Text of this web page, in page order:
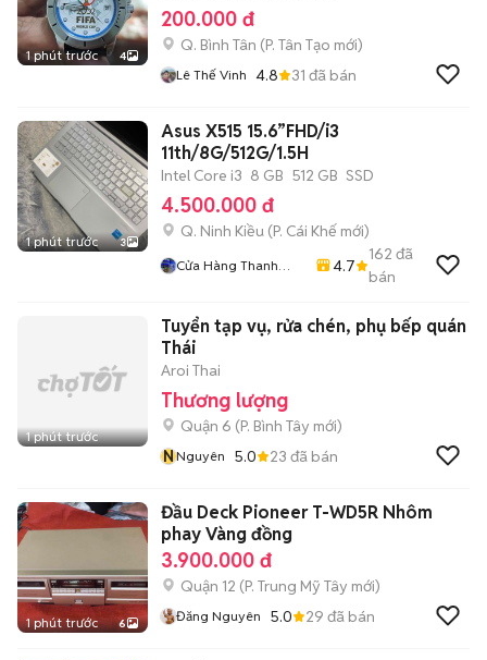
1 phút trước 4
200.000 đ
Q. Bình Tân (P. Tân Tạo mới)
Lê Thế Vinh 4.8 31 đã bán
1 phút trước 3
Asus X515 15.6”FHD/i3
11th/8G/512G/1.5H
Intel Core i3 8 GB 512 GB SSD
4.500.000 đ
Q. Ninh Kiều (P. Cái Khế mới)
Cửa Hàng Thanh
4.7
162 đã
bán
1 phút trước
Tuyển tạp vụ, rửa chén, phụ bếp quán
Thái
Aroi Thai
Thương lượng
Quận 6 (P. Bình Tây mới)
NNguyên 5.0 23 đã bán
1 phút trước 6
Đầu Deck Pioneer T-WD5R Nhôm
phay Vàng đồng
3.900.000 đ
Quận 12 (P. Trung Mỹ Tây mới)
Đăng Nguyên 5.0 29 đã bán